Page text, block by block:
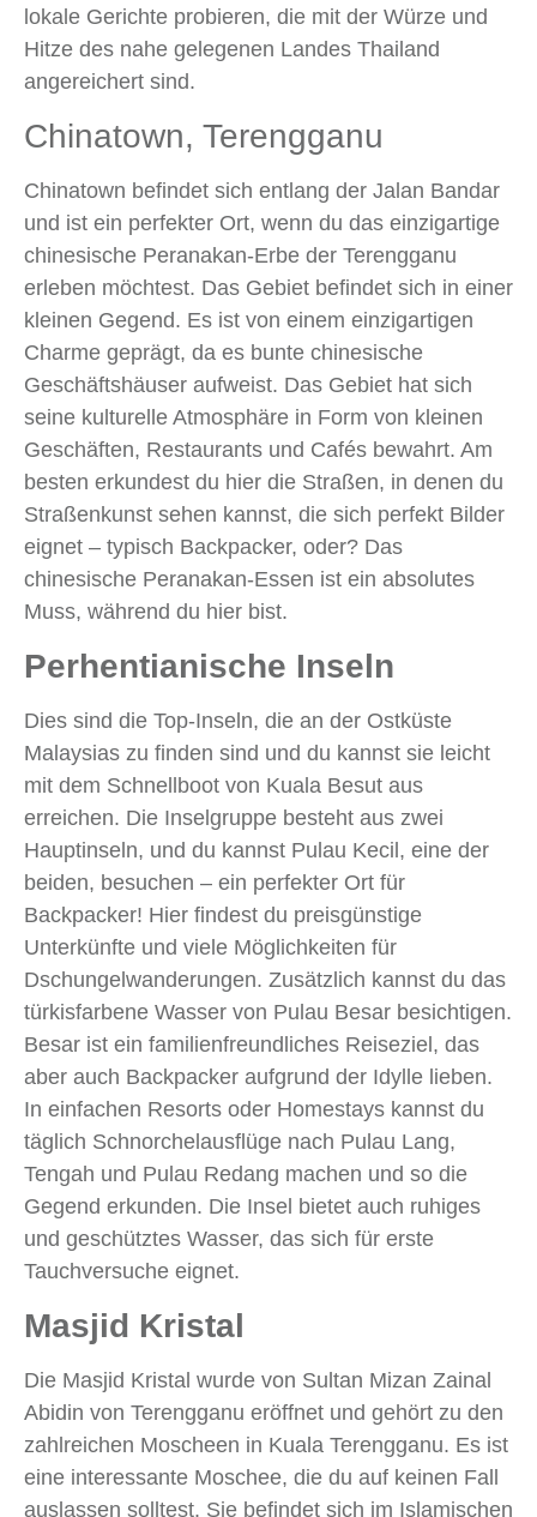
lokale Gerichte probieren, die mit der Würze und
Hitze des nahe gelegenen Landes Thailand
angereichert sind.
Chinatown, Terengganu
Chinatown befindet sich entlang der Jalan Bandar
und ist ein perfekter Ort, wenn du das einzigartige
chinesische Peranakan-Erbe der Terengganu
erleben möchtest. Das Gebiet befindet sich in einer
kleinen Gegend. Es ist von einem einzigartigen
Charme geprägt, da es bunte chinesische
Geschäftshäuser aufweist. Das Gebiet hat sich
seine kulturelle Atmosphäre in Form von kleinen
Geschäften, Restaurants und Cafés bewahrt. Am
besten erkundest du hier die Straßen, in denen du
Straßenkunst sehen kannst, die sich perfekt Bilder
eignet – typisch Backpacker, oder? Das
chinesische Peranakan-Essen ist ein absolutes
Muss, während du hier bist.
Perhentianische Inseln
Dies sind die Top-Inseln, die an der Ostküste
Malaysias zu finden sind und du kannst sie leicht
mit dem Schnellboot von Kuala Besut aus
erreichen. Die Inselgruppe besteht aus zwei
Hauptinseln, und du kannst Pulau Kecil, eine der
beiden, besuchen – ein perfekter Ort für
Backpacker! Hier findest du preisgünstige
Unterkünfte und viele Möglichkeiten für
Dschungelwanderungen. Zusätzlich kannst du das
türkisfarbene Wasser von Pulau Besar besichtigen.
Besar ist ein familienfreundliches Reiseziel, das
aber auch Backpacker aufgrund der Idylle lieben.
In einfachen Resorts oder Homestays kannst du
täglich Schnorchelausflüge nach Pulau Lang,
Tengah und Pulau Redang machen und so die
Gegend erkunden. Die Insel bietet auch ruhiges
und geschütztes Wasser, das sich für erste
Tauchversuche eignet.
Masjid Kristal
Die Masjid Kristal wurde von Sultan Mizan Zainal
Abidin von Terengganu eröffnet und gehört zu den
zahlreichen Moscheen in Kuala Terengganu. Es ist
eine interessante Moschee, die du auf keinen Fall
auslassen solltest. Sie befindet sich im Islamischen